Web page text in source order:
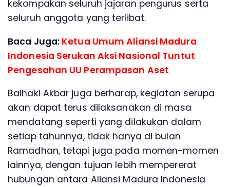
kekompakan seluruh jajaran pengurus serta
seluruh anggota yang terlibat.
Baca Juga: Ketua Umum Aliansi Madura
Indonesia Serukan Aksi Nasional Tuntut
Pengesahan UU Perampasan Aset
Baihaki Akbar juga berharap, kegiatan serupa
akan dapat terus dilaksanakan di masa
mendatang seperti yang dilakukan dalam
setiap tahunnya, tidak hanya di bulan
Ramadhan, tetapi juga pada momen-momen
lainnya, dengan tujuan lebih mempererat
hubungan antara Aliansi Madura Indonesia